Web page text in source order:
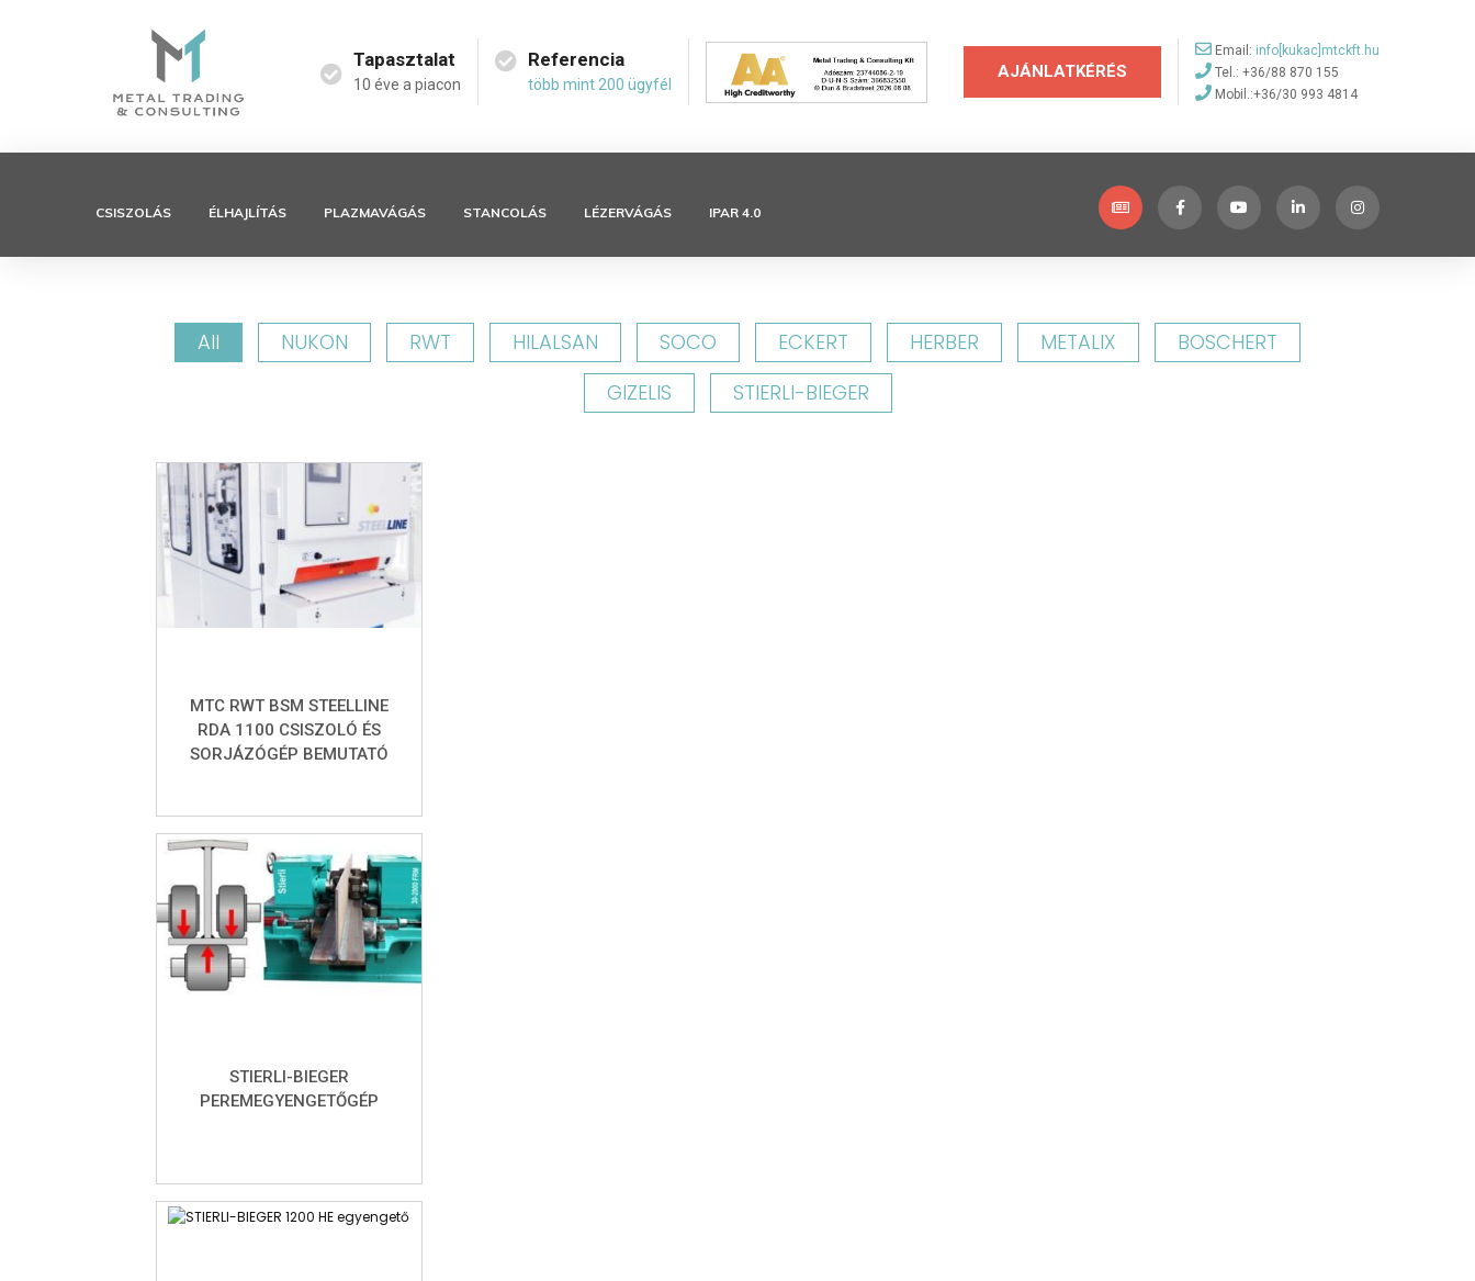
Tapasztalat
10 éve a piacon
Referencia
több mint 200 ügyfél
AJÁNLATKÉRÉS
Email: info[kukac]mtckft.hu
Tel.: +36/88 870 155
Mobil.:+36/30 993 4814
CSISZOLÁS ÉLHAJLÍTÁS PLAZMAVÁGÁS STANCOLÁS LÉZERVÁGÁS IPAR 4.0
All NUKON RWT HILALSAN SOCO ECKERT HERBER METALIX
BOSCHERT
GIZELIS
STIERLI-BIEGER
MTC RWT BSM STEELLINE
RDA 1100 CSISZOLÓ ÉS
SORJÁZÓGÉP BEMUTATÓ
STIERLI-BIEGER
PEREMEGYENGETŐGÉP